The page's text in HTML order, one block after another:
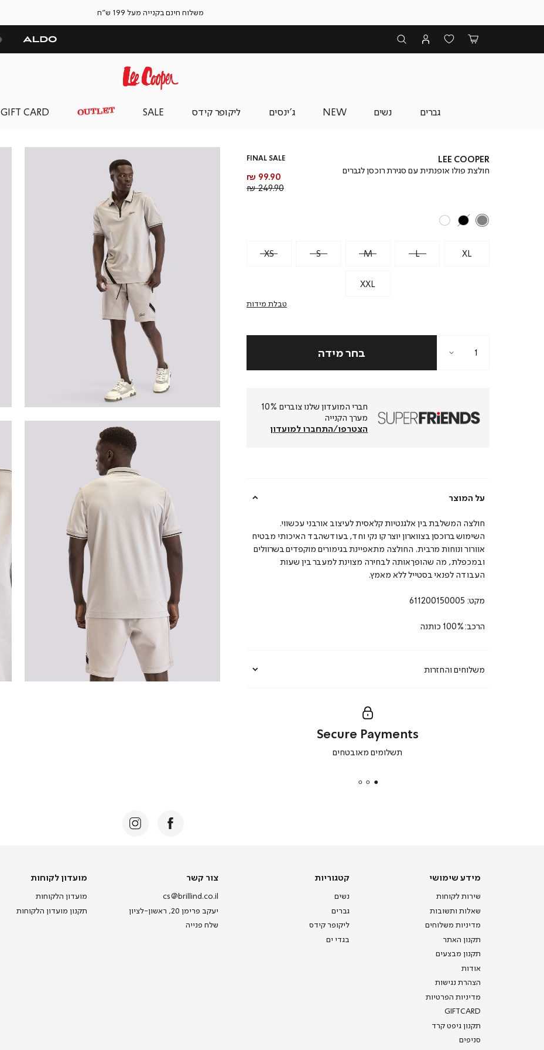
משלוח חינם בקנייה מעל 199 ש"ח
גברים נשים NEW ג'ינסים ליקופר קידס SALE
GIFT CARD
LEE COOPER
חולצת פולו אופנתית עם סגירת רוכסן לגברים
FINAL SALE
מחיר
מוצר
99.90 ₪
מחיר
249.90 ₪
XS S M L XL
XXL
טבלת מידות
חברי המועדון שלנו צוברים 10%
מערך הקנייה
הצטרפו/התחברו למועדון
על המוצר
משלוחים והחזרות
חולצה המשלבת בין אלגנטיות קלאסית לעיצוב אורבני עכשווי.
השימוש ברוכסן בצווארון יוצר קו נקי וחד, בעודשהבד האיכותי מבטיח
אוורור ונוחות מרבית. החולצה מתאפיינת בגימורים מוקפדים בשרוולים
ובמכפלת, מה שהופךאותה לבחירה מצוינת למעבר בין שעות
העבודה לפנאי בסטייל ללא מאמץ.
מקט: 611200150005
הרכב:100% כותנה
secure
Secure Payments
תשלומים מאובטחים
מידע
מידע שימושי
שירות לקוחות
שאלות ותשובות
מדיניות משלוחים
תקנון האתר
תקנון מבצעים
אודות
הצהרת נגישות
מדיניות הפרטיות
GIFTCARD
תקנון גיפט קרד
סניפים
קטגוריות
קטגוריות
נשים
גברים
ליקופר קידס
בגדי ים
צור
צור קשר
cs@brillind.co.il
יעקב פרימן 20, ראשון-לציון
שלח פנייה
מועדון
מועדון לקוחות
מועדון הלקוחות
תקנון מועדון הלקוחות